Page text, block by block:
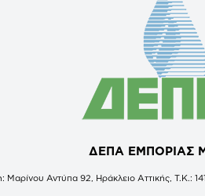
ΔΕΠΑ ΕΜΠΟΡΙΑΣ
Μαρίνου Αντύπα 92, Ηράκλειο Αττικής, Τ.Κ.: